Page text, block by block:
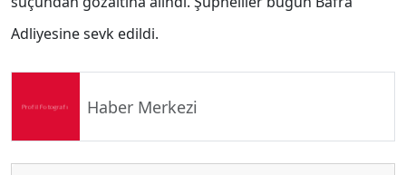
Adliyesine sevk edildi.
Haber Merkezi